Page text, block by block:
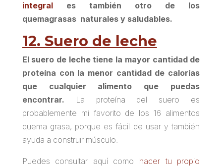
integrales también otro de los
quemagrasas naturales y saludables.
12. Suero de leche
El suero de leche tiene la mayor cantidad de
proteína con la menor cantidad de calorías
que cualquier alimento que puedas
encontrar. La proteína del suero es
probablemente mi favorito de los 16 alimentos
quema grasa, porque es fácil de usar y también
ayuda a construir músculo.
Puedes consultar aquí como hacer tu propio